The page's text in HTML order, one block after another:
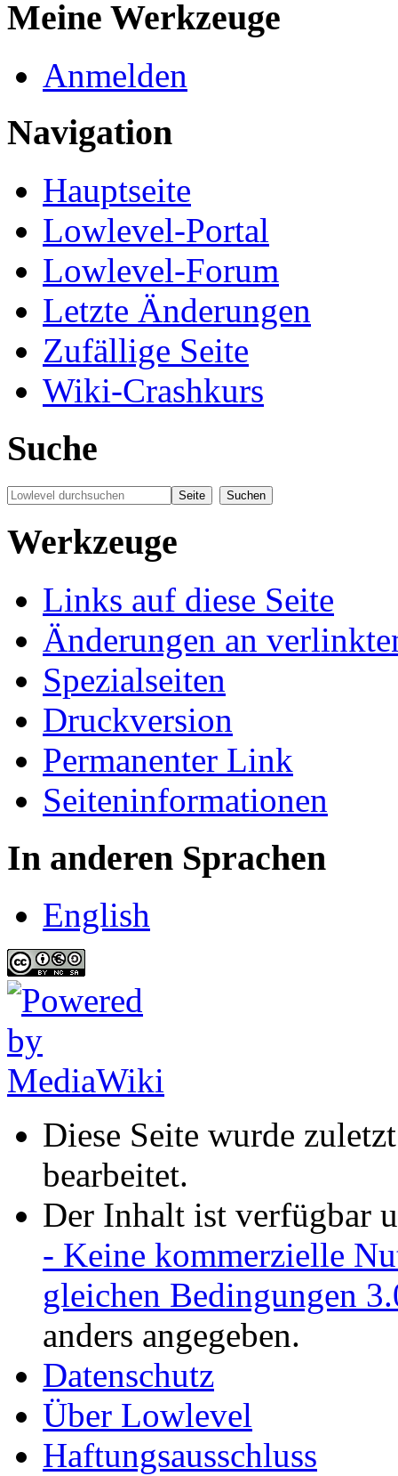
Meine Werkzeuge
Anmelden
Navigation
Hauptseite
Lowlevel-Portal
Lowlevel-Forum
Letzte Änderungen
Zufällige Seite
Wiki-Crashkurs
Suche
Werkzeuge
Links auf diese Seite
Änderungen an
Spezialseiten
Druckversion
Permanenter Link
Seiten­informationen
In anderen Sprachen
English
Diese Seite wurde
bearbeitet.
Der Inhalt ist verfügbar
- Keine kommerzielle
gleichen Bedingungen
anders angegeben.
Datenschutz
Über Lowlevel
Haftungsausschluss